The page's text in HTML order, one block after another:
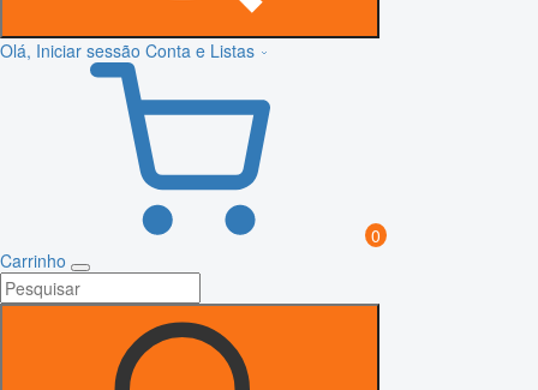
Olá, Iniciar sessão Conta e Listas
0
Carrinho